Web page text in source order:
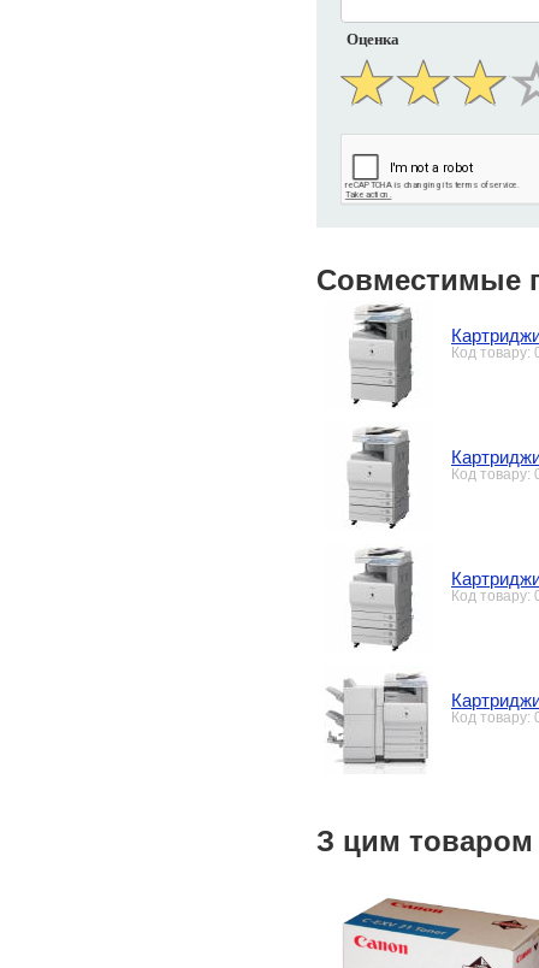
Оценка
Совместимые
Код товару:
Код товару:
Код товару:
Код товару:
З цим товаром